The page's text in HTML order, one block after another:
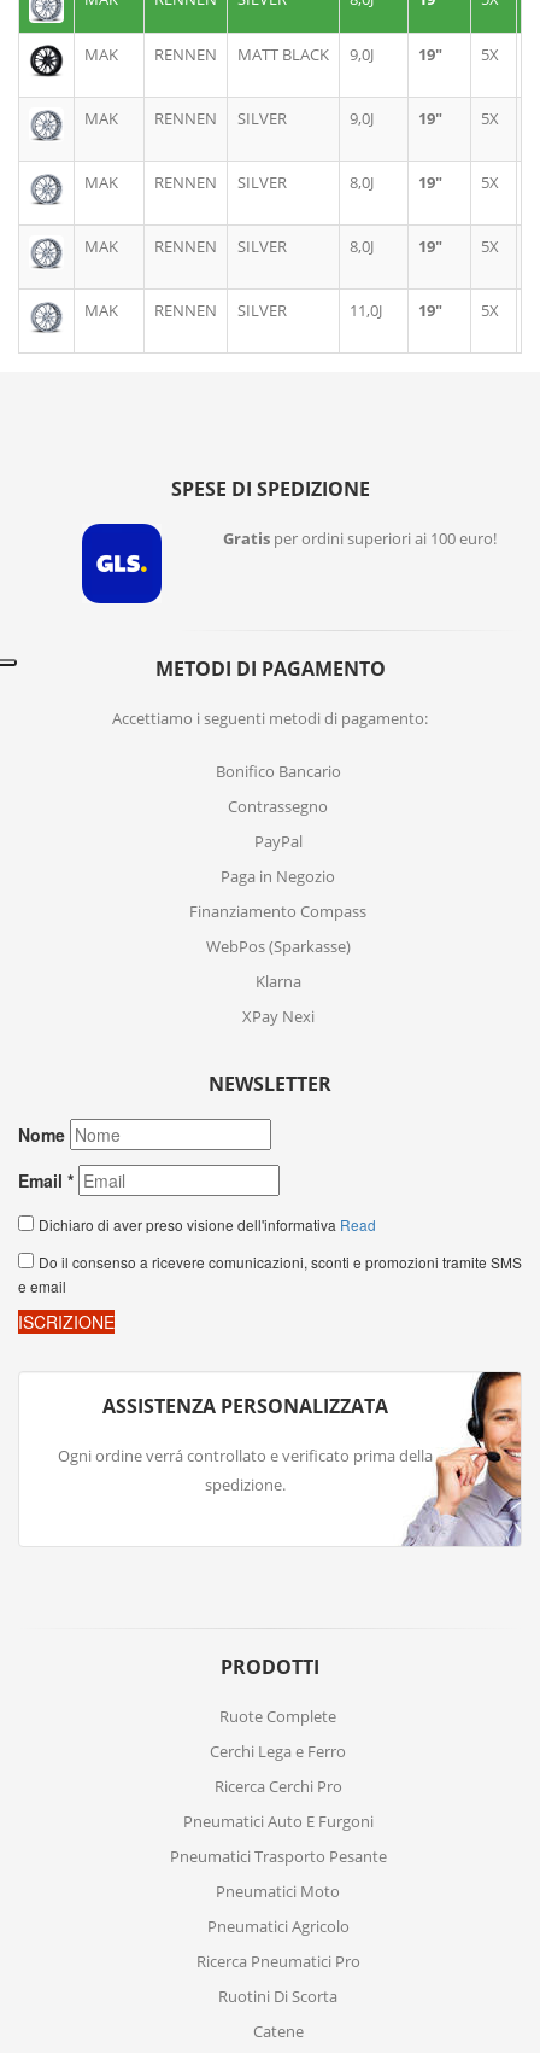
MAK RENNEN MATT BLACK 9,0J 19" 5X
MAK RENNEN SILVER 9,0J 19" 5X
MAK RENNEN SILVER 8,0J 19" 5X
MAK RENNEN SILVER 8,0J 19" 5X
MAK RENNEN SILVER 11,0J 19" 5X
SPESE DI SPEDIZIONE
Gratis per ordini superiori ai 100 euro!
METODI DI PAGAMENTO
Accettiamo i seguenti metodi di pagamento:
Bonifico Bancario
Contrassegno
PayPal
Paga in Negozio
Finanziamento Compass
WebPos (Sparkasse)
Klarna
XPay Nexi
NEWSLETTER
ASSISTENZA PERSONALIZZATA
Ogni ordine verrá controllato e verificato prima della
spedizione.
PRODOTTI
Ruote Complete
Cerchi Lega e Ferro
Ricerca Cerchi Pro
Pneumatici Auto E Furgoni
Pneumatici Trasporto Pesante
Pneumatici Moto
Pneumatici Agricolo
Ricerca Pneumatici Pro
Ruotini Di Scorta
Catene